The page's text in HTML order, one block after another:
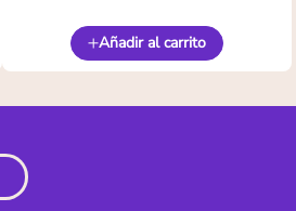
Añadir al carrito